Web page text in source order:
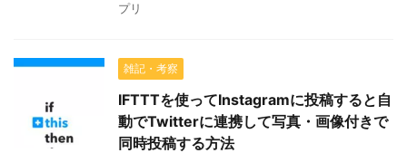
プリ
雑記・考察
IFTTTを使ってInstagramに投稿すると自
動でTwitterに連携して写真・画像付きで
同時投稿する方法